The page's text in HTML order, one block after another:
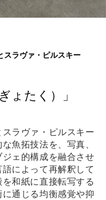
スラヴァ・ピルスキー
ょたく）」
ラヴァ・ピルスキー
魚拓技法を、写真、
ェ的構成を融合させ
によって再解釈して
和紙に直接転写する
通じる均衡感覚や抑